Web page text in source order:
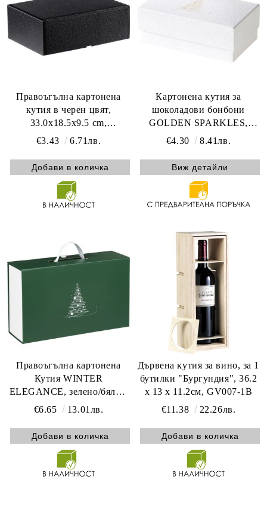
Правоъгълна картонена
кутия в черен цвят,
33.0x18.5x9.5 cm,
CPV001P-K
€3.43 6.71лв.
Картонена кутия за
шоколадови бонбони
GOLDEN SPARKLES,
текстура бяло/златно топъл
8.3 x 6.2 cm, PC301PW
€4.30 8.41лв.
Виж детайли
Правоъгълна картонена
Кутия WINTER
ELEGANCE, зелено/бяло с
магнитно затваряне 33.5 x
€6.65 13.01лв.
Дървена кутия за вино, за 1
бутилки "Бургундия", 36.2
x 13 x 11.2см, GV007-1B
€11.38
22.26лв.